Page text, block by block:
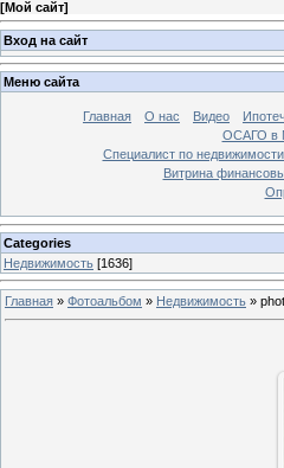
[Мой сайт]
Вход на сайт
Меню сайта
Главная О нас Видео
ОСАГО в
Специалист по
Витрина
Categories
Недвижимость [1636]
Главная » Фотоальбом » Недвижимость »